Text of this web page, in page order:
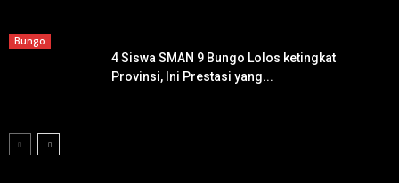
Bungo
4 Siswa SMAN 9 Bungo Lolos ketingkat
Provinsi, Ini Prestasi yang...